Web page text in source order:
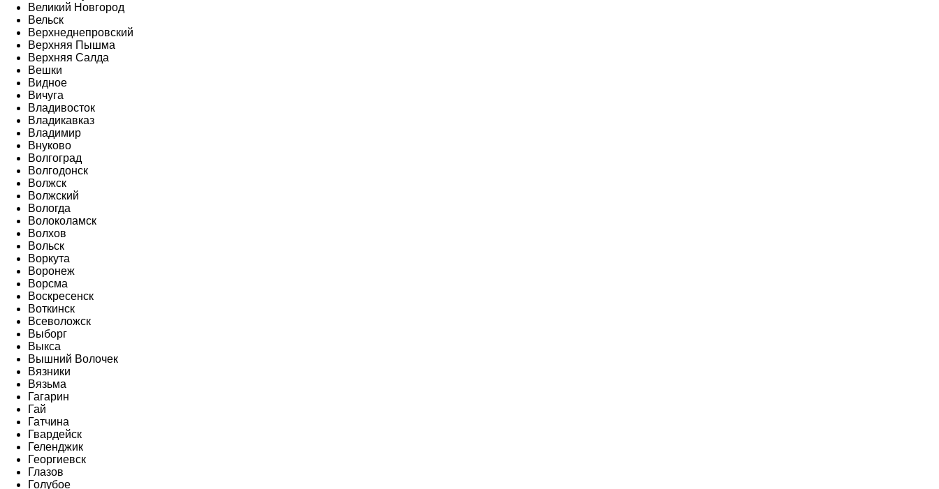
Великий Новгород
Вельск
Верхнеднепровский
Верхняя Пышма
Верхняя Салда
Вешки
Видное
Вичуга
Владивосток
Владикавказ
Владимир
Внуково
Волгоград
Волгодонск
Волжск
Волжский
Вологда
Волоколамск
Волхов
Вольск
Воркута
Воронеж
Ворсма
Воскресенск
Воткинск
Всеволожск
Выборг
Выкса
Вышний Волочек
Вязники
Вязьма
Гагарин
Гай
Гатчина
Гвардейск
Геленджик
Георгиевск
Глазов
Голубое